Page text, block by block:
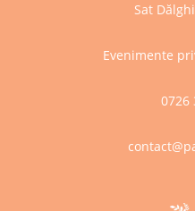
Sat
Evenimente
0726